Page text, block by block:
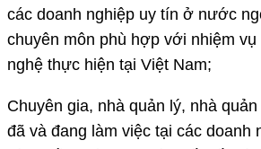
các doanh nghiệp uy tín ở nước
chuyên môn phù hợp với nhiệm vụ
nghệ thực hiện tại Việt Nam;
Chuyên gia, nhà quản lý, nhà
đã và đang làm việc tại các doanh